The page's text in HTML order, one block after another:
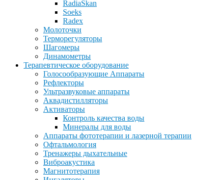
RadiaSkan
Soeks
Radex
Молоточки
Терморегуляторы
Шагомеры
Динамометры
Терапевтическое оборудование
Голосообразующие Аппараты
Рефлекторы
Ультразвуковые аппараты
Аквадистилляторы
Активаторы
Контроль качества воды
Минералы для воды
Аппараты фототерапии и лазерной терапии
Офтальмология
Тренажеры дыхательные
Виброакустика
Магнитотерапия